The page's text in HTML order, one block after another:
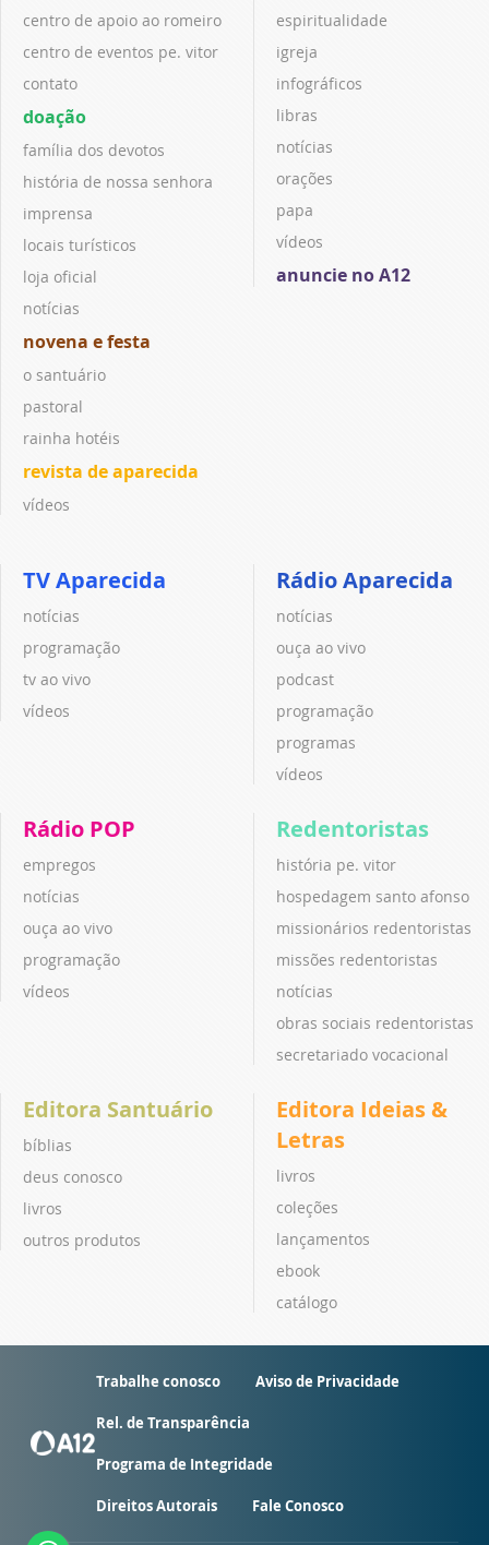
centro de apoio ao romeiro
centro de eventos pe. vitor
contato
doação
família dos devotos
história de nossa senhora
imprensa
locais turísticos
loja oficial
notícias
novena e festa
o santuário
pastoral
rainha hotéis
revista de aparecida
vídeos
espiritualidade
igreja
infográficos
libras
notícias
orações
papa
vídeos
anuncie no A12
TV Aparecida
notícias
programação
tv ao vivo
vídeos
Rádio Aparecida
notícias
ouça ao vivo
podcast
programação
programas
vídeos
Rádio POP
empregos
notícias
ouça ao vivo
programação
vídeos
Redentoristas
história pe. vitor
hospedagem santo afonso
missionários redentoristas
missões redentoristas
notícias
obras sociais redentoristas
secretariado vocacional
Editora Santuário
bíblias
deus conosco
livros
outros produtos
Editora Ideias &
Letras
livros
coleções
lançamentos
ebook
catálogo
Trabalhe conosco Aviso de Privacidade
Rel. de Transparência
Programa de Integridade
Direitos Autorais Fale Conosco